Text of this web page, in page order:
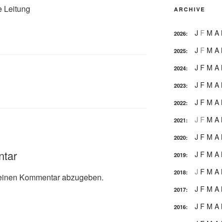
Leitung
Kommentar abzugeben.
ARCHIVE
2026: J F M A
2025: J F M A
2024: J F M A
2023: J F M A
2022: J F M A
2021: J F M A
2020: J F M A
2019: J F M A
2018: J F M A
2017: J F M A
2016: J F M A